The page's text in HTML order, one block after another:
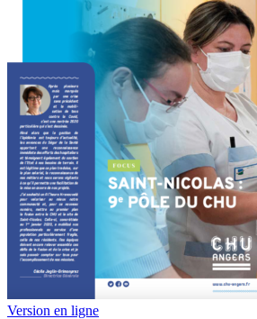
Version en ligne